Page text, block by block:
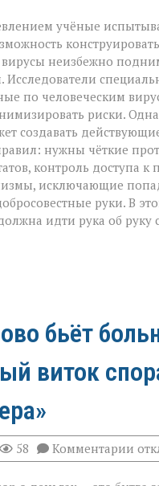
учёные
конструировать
неизбежно
Исследователи
по человеческим
риски.
создавать
нужны чёткие
контроль доступа
исключающие
руки. В
идти рука об руку
бьёт
виток
58 Комментарии к